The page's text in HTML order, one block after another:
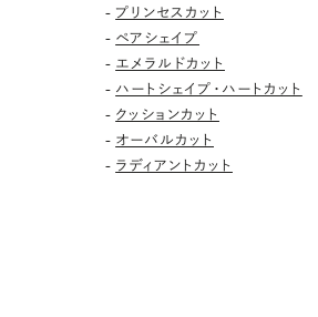
- プリンセスカット
- ペアシェイプ
- エメラルドカット
- ハートシェイプ・ハートカット
- クッションカット
- オーバルカット
- ラディアントカット